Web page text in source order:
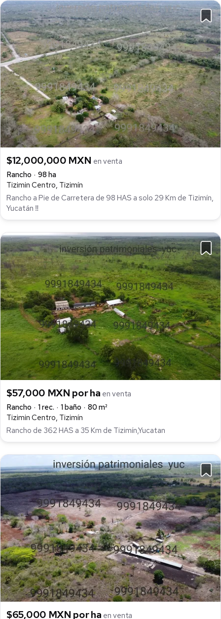
$12,000,000 MXN en venta
Rancho
98 ha
Tizimin Centro, Tizimín
Rancho a Pie de Carretera de 98 HAS a solo 29 Km de Tizimín,
Yucatán ‼
$57,000 MXN por ha en venta
Rancho
1 rec. 1 baño
80 m²
Tizimin Centro, Tizimín
Rancho de 362 HAS a 35 Km de Tizimín,Yucatan
$65,000 MXN por ha en venta